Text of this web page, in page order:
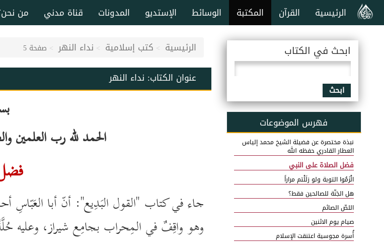
من قناة مدني المدونات الإستديو الوسائط المكتبة القرآن الرئيسية
الرئيسية كتب إسلامية نداء النهر صفحة 5
عنوان الكتاب: نداء النهر
الحمد لله رب العلمين
جاء في كتاب "القول البَدِيع": أنّ أبا العَبّاسِ
وهو واقِفٌ في المِحراب بجامِع شيراز، وعليه
ابحث في الكتاب
ابحث
فهرس الموضوعات
نبذة مختصرة عن فضيلة الشيخ محمد إلياس
العطار القادري حفظه الله
فضل الصلاة على النبي
الْزَمُوا التوبة ولو زلَلْتم مراراً
هل الجَنّة للصالحين فقط؟
اللصّ الصائم
صيام يوم الاثنين
أُسرة مجوسية اعتنقت الإسلام